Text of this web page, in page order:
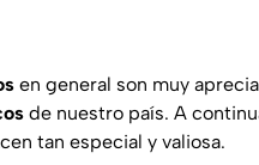
en general son muy
de nuestro país. A
tan especial y valiosa.